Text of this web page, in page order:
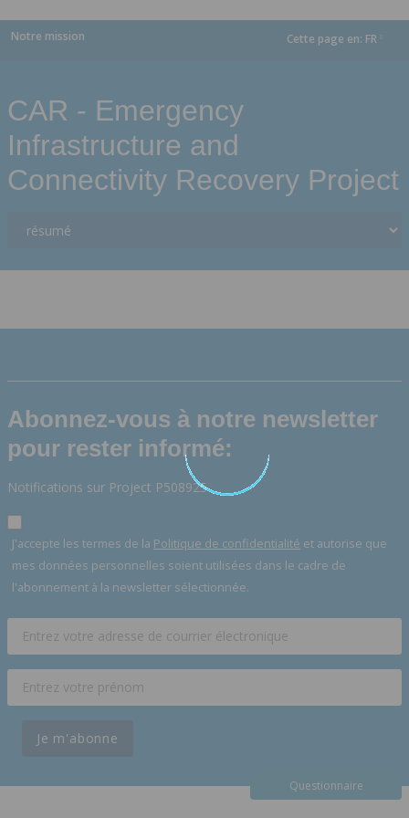
Notre mission Cette page en: FR
CAR - Emergency
Infrastructure and
Connectivity Recovery Project
Abonnez-vous à notre newsletter
pour rester informé:
Notifications sur Project P508925
J'accepte les termes de la Politique de confidentialité et autorise que
mes données personnelles soient utilisées dans le cadre de
l'abonnement à la newsletter sélectionnée.
Je m'abonne
Questionnaire